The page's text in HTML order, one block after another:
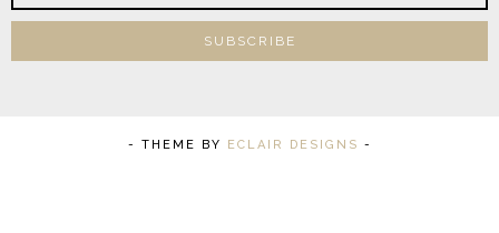
- THEME BY ECLAIR DESIGNS -